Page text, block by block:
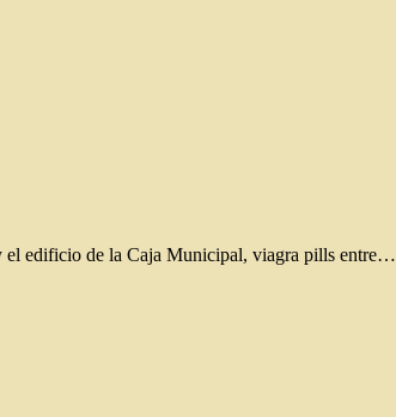
el edificio de la Caja Municipal, viagra pills entre…